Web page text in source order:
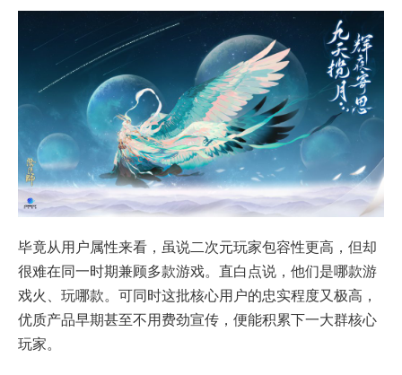
毕竟从用户属性来看，虽说二次元玩家包容性更高，但却
很难在同一时期兼顾多款游戏。直白点说，他们是哪款游
戏火、玩哪款。可同时这批核心用户的忠实程度又极高，
优质产品早期甚至不用费劲宣传，便能积累下一大群核心
玩家。